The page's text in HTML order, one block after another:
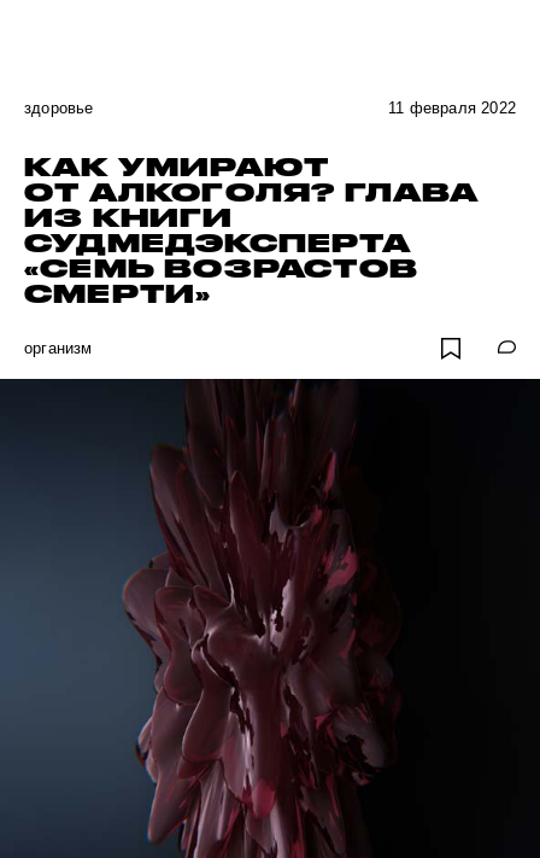
здоровье 11 февраля 2022
КАК УМИРАЮТ
ОТ АЛКОГОЛЯ? ГЛАВА
ИЗ КНИГИ
СУДМЕДЭКСПЕРТА
«СЕМЬ ВОЗРАСТОВ
СМЕРТИ»
организм